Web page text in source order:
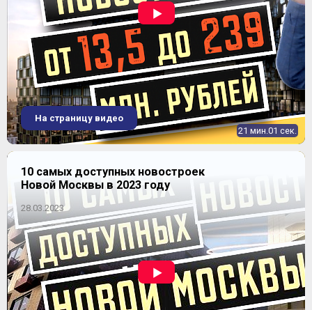
21 мин.01 сек.
На страницу видео
10 самых доступных новостроек
Новой Москвы в 2023 году
28.03.2023